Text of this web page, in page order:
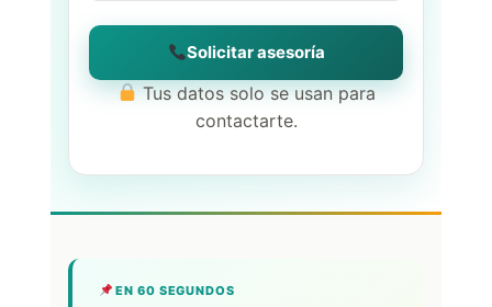
Solicitar asesoría
Tus datos solo se usan para
contactarte.
EN 60 SEGUNDOS